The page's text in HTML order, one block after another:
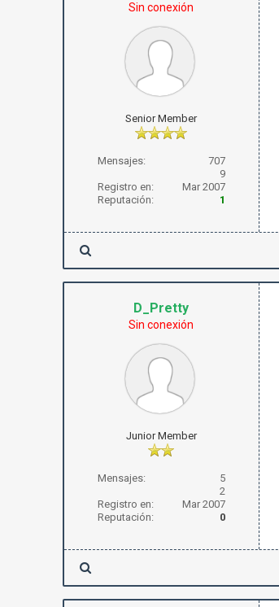
Sin conexión
Senior Member
Mensajes:
707
9
Registro en:
Mar 2007
Reputación:
1
D_Pretty
Sin conexión
Junior Member
Mensajes:
5
2
Registro en:
Mar 2007
Reputación:
0